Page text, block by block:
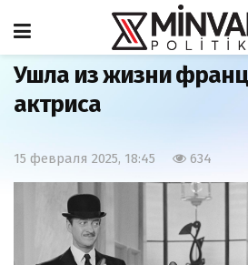
Главная
Ушла из жизни
актриса
15 февраля 2025, 18:45 634